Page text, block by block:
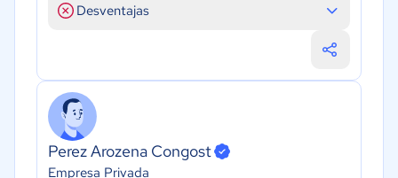
Desventajas
Perez Arozena Congost
Empresa Privada